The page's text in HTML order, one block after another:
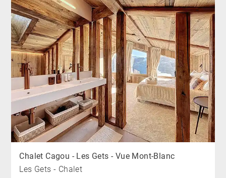
Chalet Cagou - Les Gets - Vue Mont-Blanc
Les Gets - Chalet